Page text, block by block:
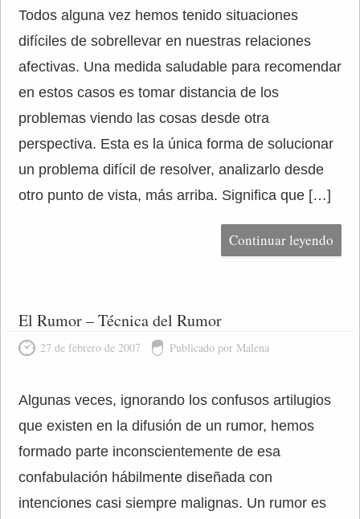
Todos alguna vez hemos tenido situaciones
difíciles de sobrellevar en nuestras relaciones
afectivas. Una medida saludable para recomendar
en estos casos es tomar distancia de los
problemas viendo las cosas desde otra
perspectiva. Esta es la única forma de solucionar
un problema difícil de resolver, analizarlo desde
otro punto de vista, más arriba. Significa que […]
Continuar leyendo
El Rumor – Técnica del Rumor
27 de febrero de 2007 Publicado por Malena
Algunas veces, ignorando los confusos artilugios
que existen en la difusión de un rumor, hemos
formado parte inconscientemente de esa
confabulación hábilmente diseñada con
intenciones casi siempre malignas. Un rumor es